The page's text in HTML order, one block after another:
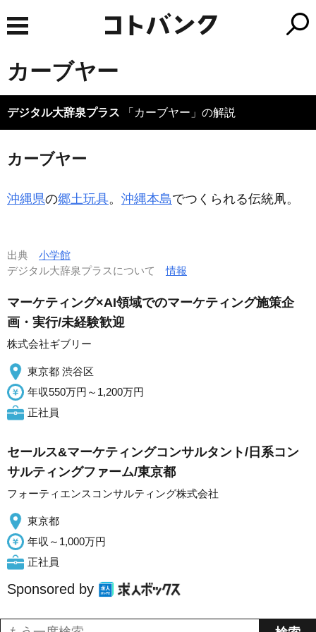
カーブヤー
デジタル大辞泉プラス 「カーブヤー」の解説
カーブヤー
沖縄県の郷土玩具。 沖縄本島でつくられる伝統凧。
出典 小学館
デジタル大辞泉プラスについて情報
マーケティング×AI領域でのマーケティング施策企
画・実行/未経験歓迎
株式会社ギブリー
東京都 渋谷区
年収550万円～1,200万円
正社員
セールス&マーケティングコンサルタント/日系コン
サルティングファーム/東京都
フォーティエンスコンサルティング株式会社
東京都
年収～1,000万円
正社員
Sponsored by